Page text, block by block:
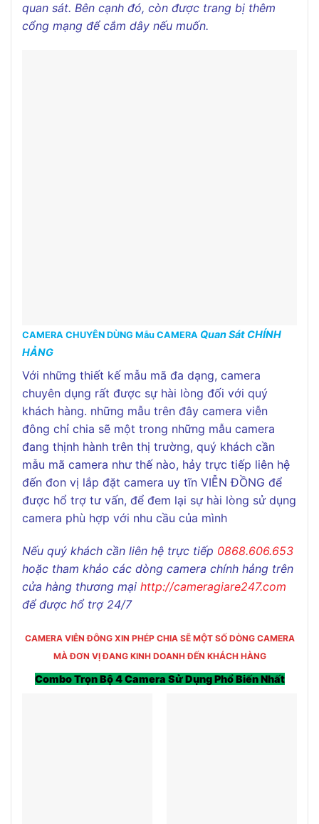
quan sát. Bên cạnh đó, còn được trang bị thêm
cổng mạng để cắm dây nếu muốn.
CAMERA CHUYÊN DÙNG Mẫu CAMERA Quan Sát CHÍNH
HẢNG
Với những thiết kế mẫu mã đa dạng, camera
chuyên dụng rất được sự hài lòng đối với quý
khách hàng. những mẫu trên đây camera viễn
đông chỉ chia sẽ một trong những mẫu camera
đang thịnh hành trên thị trường, quý khách cần
mẫu mã camera như thế nào, hảy trực tiếp liên hệ
đến đon vị lắp đặt camera uy tĩn VIỄN ĐỒNG để
được hổ trợ tư vấn, để đem lại sự hài lòng sử dụng
camera phù hợp với nhu cầu của mình
Nếu quý khách cần liên hệ trực tiếp 0868.606.653
hoặc tham khảo các dòng camera chính hảng trên
cửa hàng thương mại http://cameragiare247.com
để được hổ trợ 24/7
CAMERA VIỄN ĐÔNG XIN PHÉP CHIA SẼ MỘT SỐ DÒNG CAMERA
MÀ ĐƠN VỊ ĐANG KINH DOANH ĐẾN KHÁCH HÀNG
Combo Trọn Bộ 4 Camera Sử Dụng Phổ Biến Nhất